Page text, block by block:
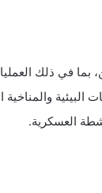
بما في ذلك
البيئية
العسكرية.